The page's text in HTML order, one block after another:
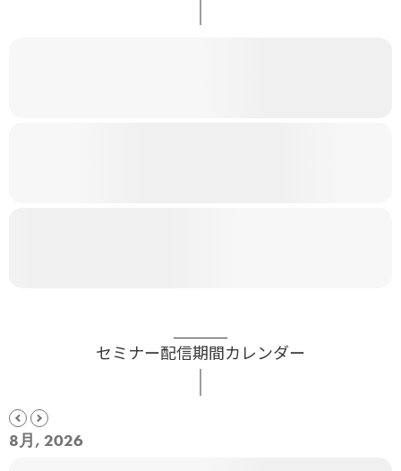
セミナー配信期間カレンダー
8月, 2026